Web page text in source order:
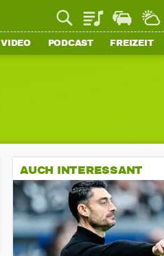
PlaylistStaupilot
VIDEO PODCAST FREIZEIT
AUCH INTERESSANT